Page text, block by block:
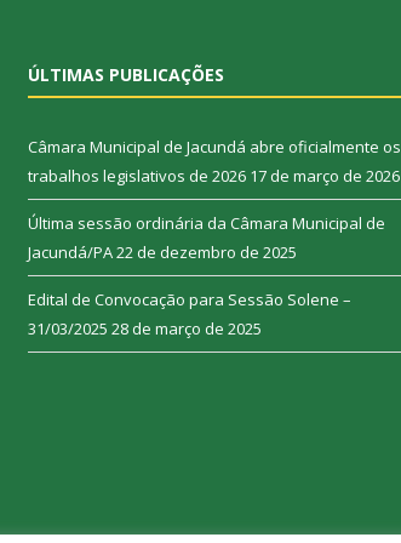
ÚLTIMAS PUBLICAÇÕES
Câmara Municipal de Jacundá abre oficialmente os
trabalhos legislativos de 2026 17 de março de 2026
Última sessão ordinária da Câmara Municipal de
Jacundá/PA22 de dezembro de 2025
Edital de Convocação para Sessão Solene –
31/03/2025 28 de março de 2025